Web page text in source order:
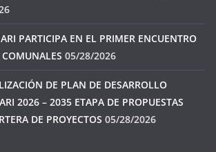
PARTICIPA EN EL PRIMER ENCUENTRO
05/28/2026
DE PLAN DE DESARROLLO
2026 – 2035 ETAPA DE PROPUESTAS
DE PROYECTOS 05/28/2026